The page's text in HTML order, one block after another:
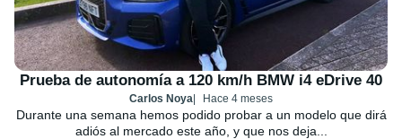
Prueba de autonomía a 120 km/h BMW i4 eDrive 40
Carlos Noya Hace 4 meses
Durante una semana hemos podido probar a un modelo que dirá
adiós al mercado este año, y que nos deja...